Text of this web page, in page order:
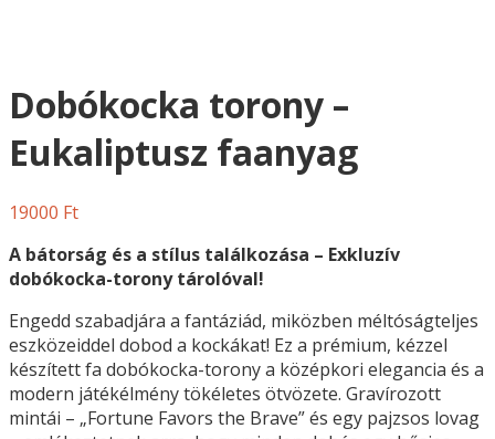
Dobókocka torony –
Eukaliptusz faanyag
19000 Ft
A bátorság és a stílus találkozása – Exkluzív
dobókocka-torony tárolóval!
Engedd szabadjára a fantáziád, miközben méltóságteljes
eszközeiddel dobod a kockákat! Ez a prémium, kézzel
készített fa dobókocka-torony a középkori elegancia és a
modern játékélmény tökéletes ötvözete. Gravírozott
mintái – „Fortune Favors the Brave” és egy pajzsos lovag